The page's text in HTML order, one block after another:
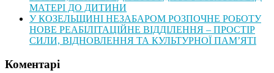
МАТЕРІ ДО ДИТИНИ
У КОЗЕЛЬЩИНІ НЕЗАБАРОМ РОЗПОЧНЕ РОБОТУ
НОВЕ РЕАБІЛІТАЦІЙНЕ ВІДДІЛЕННЯ – ПРОСТІР
СИЛИ, ВІДНОВЛЕННЯ ТА КУЛЬТУРНОЇ ПАМ’ЯТІ
Коментарі